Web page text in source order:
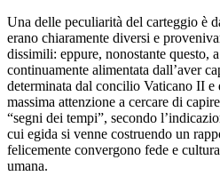
Una delle peculiarità del carteggio è
erano chiaramente diversi e
dissimili: eppure, nonostante questo,
continuamente alimentata dall’aver
determinata dal concilio Vaticano II e
massima attenzione a cercare di
“segni dei tempi”, secondo
cui egida si venne costruendo un
felicemente convergono fede e
umana.